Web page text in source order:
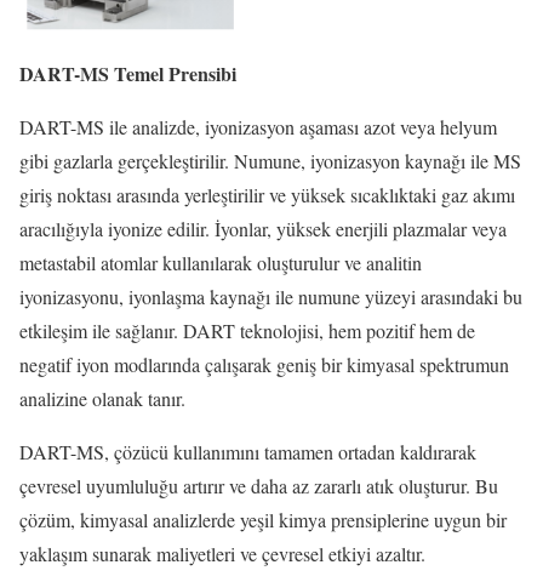
DART-MS Temel Prensibi
DART-MS ile analizde, iyonizasyon aşaması azot veya helyum
gibi gazlarla gerçekleştirilir. Numune, iyonizasyon kaynağı ile MS
giriş noktası arasında yerleştirilir ve yüksek sıcaklıktaki gaz akımı
aracılığıyla iyonize edilir. İyonlar, yüksek enerjili plazmalar veya
metastabil atomlar kullanılarak oluşturulur ve analitin
iyonizasyonu, iyonlaşma kaynağı ile numune yüzeyi arasındaki bu
etkileşim ile sağlanır. DART teknolojisi, hem pozitif hem de
negatif iyon modlarında çalışarak geniş bir kimyasal spektrumun
analizine olanak tanır.
DART-MS, çözücü kullanımını tamamen ortadan kaldırarak
çevresel uyumluluğu artırır ve daha az zararlı atık oluşturur. Bu
çözüm, kimyasal analizlerde yeşil kimya prensiplerine uygun bir
yaklaşım sunarak maliyetleri ve çevresel etkiyi azaltır.